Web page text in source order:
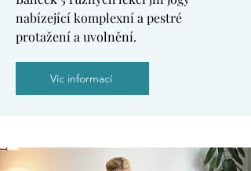
nabízející komplexní a pestré
protažení a uvolnění.
Víc informací